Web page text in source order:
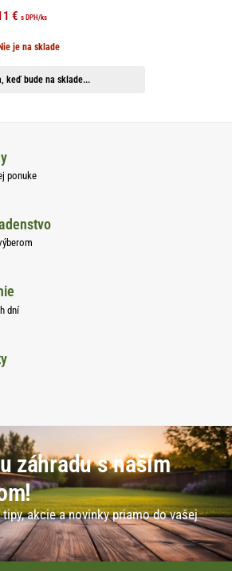
€ s DPH/ks
keď bude na sklade...
Nie je na sklade
ponuke
dní
záhradu s naším
akcie a novinky priamo do vašej